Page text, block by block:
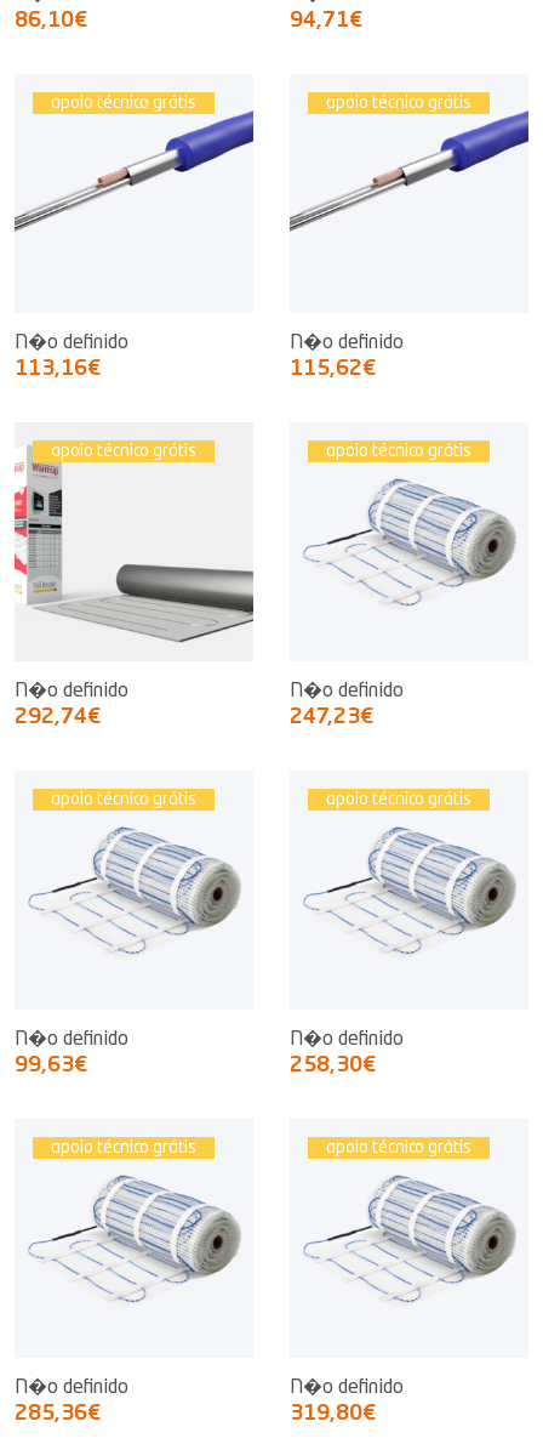
86,10€ 94,71€
apoio técnico grátis
N�o definido
113,16€
apoio técnico grátis
N�o definido
115,62€
apoio técnico grátis
N�o definido
292,74€
apoio técnico grátis
N�o definido
247,23€
apoio técnico grátis
N�o definido
99,63€
apoio técnico grátis
N�o definido
258,30€
apoio técnico grátis
N�o definido
285,36€
apoio técnico grátis
N�o definido
319,80€